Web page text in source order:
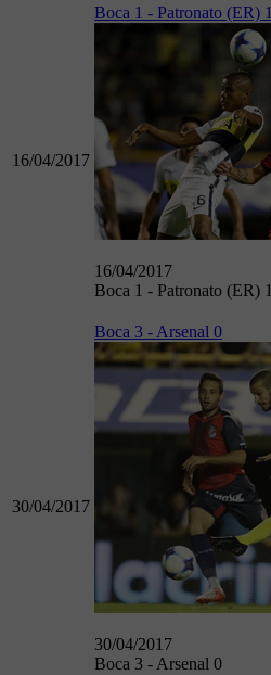
16/04/2017
Boca 1 - Patronato (ER) 1
16/04/2017
Boca 1 - Patronato (ER) 1
30/04/2017
Boca 3 - Arsenal 0
30/04/2017
Boca 3 - Arsenal 0